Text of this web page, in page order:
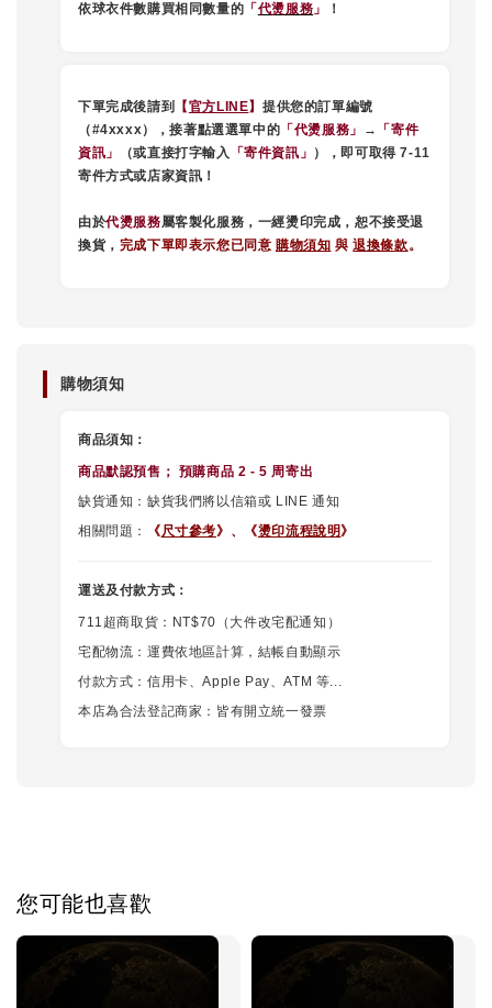
依球衣件數購買相同數量的 「 代燙服務 」 ！
下單完成後請到 【官方LINE】提供您的訂單編號
（#4xxxx），接著點選選單中的 「代燙服務」 →
「寄件
資訊」
（或直接打字輸入 「寄件資訊」 ），即可取得 7-11
寄件方式或店家資訊！
由於代燙服務屬客製化服務，一經燙印完成，恕不接受退
換貨， 完成下單即表示您已同意購物須知 與退換條款。
購物須知
商品須知：
商品默認預售 ； 預購商品 2 - 5 周寄出
缺貨通知：缺貨我們將以信箱或 LINE 通知
相關問題：
《尺寸參考》、《燙印流程說明 》
運送及付款方式：
711超商取貨：NT$70（大件改宅配通知）
宅配物流：運費依地區計算，結帳自動顯示
付款方式：信用卡、Apple Pay、ATM 等...
本店為合法登記商家：皆有開立統一發票
您可能也喜歡